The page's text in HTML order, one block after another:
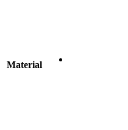
Material